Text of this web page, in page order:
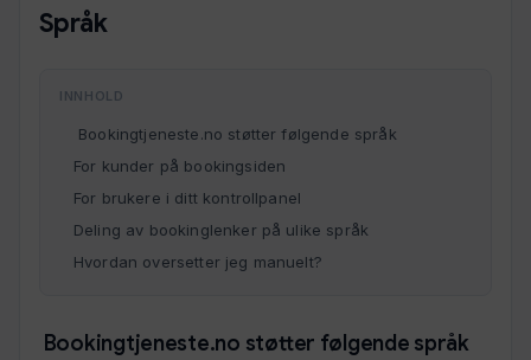
Språk
INNHOLD
Bookingtjeneste.no støtter følgende språk
For kunder på bookingsiden
For brukere i ditt kontrollpanel
Deling av bookinglenker på ulike språk
Hvordan oversetter jeg manuelt?
Bookingtjeneste.no støtter følgende språk